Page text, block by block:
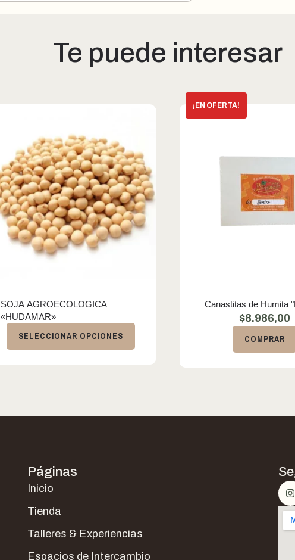
Te puede interesar
SOJA AGROECOLOGICA
«HUDAMAR»
SELECCIONAR OPCIONES
Canastitas de Humita
$8.986,00
COMPRAR
Páginas
Inicio
Tienda
Talleres & Experiencias
Espacios de Intercambio